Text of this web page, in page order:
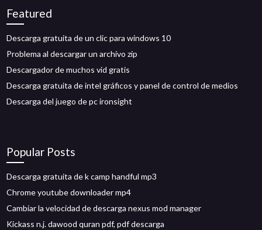
Featured
Descarga gratuita de un clic para windows 10
Problema al descargar un archivo zip
Descargador de muchos vid gratis
Descarga gratuita de intel gráficos y panel de control de medios
Descarga del juego de pc ironsight
Popular Posts
Descarga gratuita de k camp handful mp3
Chrome youtube downloader mp4
Cambiar la velocidad de descarga nexus mod manager
Kickass n.j. dawood quran pdf, pdf descarga